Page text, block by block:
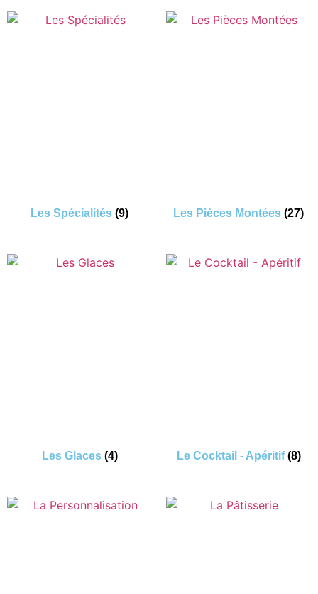
Les Spécialités (9) Les Pièces Montées (27)
Les Glaces (4) Le Cocktail - Apéritif(8)